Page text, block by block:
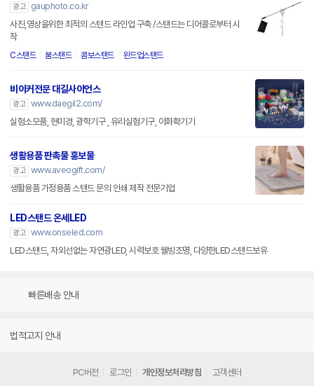
광고
gauphoto.co.kr
사진,영상을위한 최적의 스탠드 라인업 구축 /스탠드는 디어콜로부터 시
작
C스탠드 붐스탠드 콤보스탠드 윈드업스탠드
비이커전문 대길사이언스
광고 www.daegil2.com/
실험소모품, 현미경, 광학기구 , 유리실험기구, 이화확기기
생활용품 판촉물 홍보물
광고 www.aveogift.com/
생활용품 가정용품 스탠드 문의 인쇄 제작 전문기업
LED스탠드 온세LED
광고 www.onseled.com
LED스탠드, 자외선없는 자연광LED, 시력보호 웰빙조명, 다양한LED스탠드보유
빠른배송 안내
법적고지 안내
PC버전 로그인 개인정보처리방침 고객센터